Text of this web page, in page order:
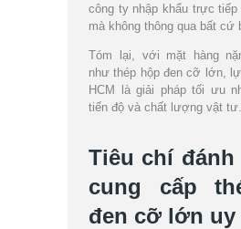
công ty nhập khẩu trực tiếp
mà không thông qua bất cứ
Tóm lại, với mặt hàng
như thép hộp đen cỡ lớn,
HCM là giải pháp tối ưu
tiến độ và chất lượng vật tư.
Tiêu chí đánh
cung cấp
đen cỡ lớn uy